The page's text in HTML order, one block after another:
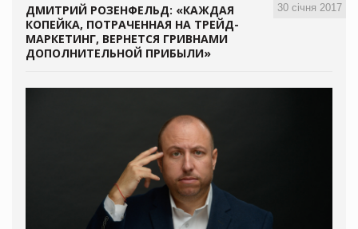
30 січня 2017
ДМИТРИЙ РОЗЕНФЕЛЬД: «КАЖДАЯ
КОПЕЙКА, ПОТРАЧЕННАЯ НА ТРЕЙД-
МАРКЕТИНГ, ВЕРНЕТСЯ ГРИВНАМИ
ДОПОЛНИТЕЛЬНОЙ ПРИБЫЛИ»